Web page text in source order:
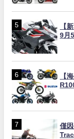
【
9月
【
僅